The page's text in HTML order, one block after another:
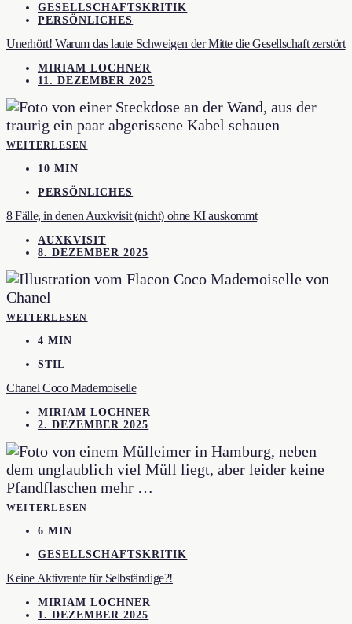
GESELLSCHAFTSKRITIK
PERSÖNLICHES
Unerhört! Warum das laute Schweigen der Mitte die Gesellschaft zerstört
MIRIAM LOCHNER
11. DEZEMBER 2025
WEITERLESEN
10 MIN
PERSÖNLICHES
8 Fälle, in denen Auxkvisit (nicht) ohne KI auskommt
AUXKVISIT
8. DEZEMBER 2025
WEITERLESEN
4 MIN
STIL
Chanel Coco Mademoiselle
MIRIAM LOCHNER
2. DEZEMBER 2025
WEITERLESEN
6 MIN
GESELLSCHAFTSKRITIK
Keine Aktivrente für Selbständige?!
MIRIAM LOCHNER
1. DEZEMBER 2025